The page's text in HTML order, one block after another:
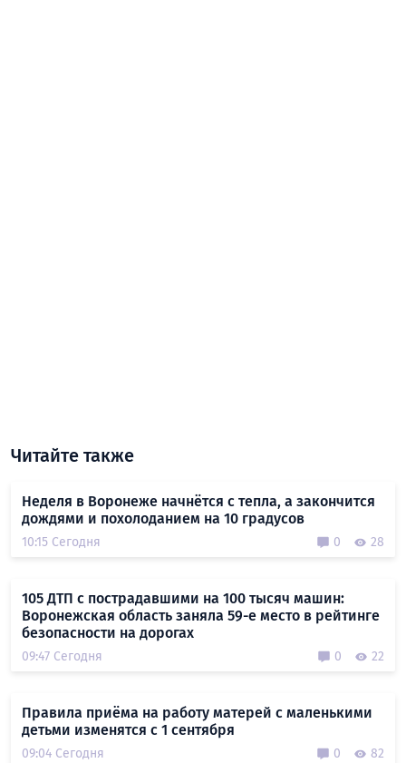
Читайте также
Неделя в Воронеже начнётся с тепла, а закончится
дождями и похолоданием на 10 градусов
10:15 Сегодня 0 28
105 ДТП с пострадавшими на 100 тысяч машин:
Воронежская область заняла 59-е место в рейтинге
безопасности на дорогах
09:47 Сегодня 0 22
Правила приёма на работу матерей с маленькими
детьми изменятся с 1 сентября
09:04 Сегодня 0 82